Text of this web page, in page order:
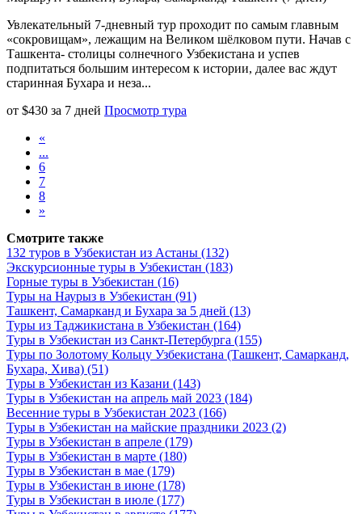
Увлекательный 7-дневный тур проходит по самым главным
«сокровищам», лежащим на Великом шёлковом пути. Начав с
Ташкента- столицы солнечного Узбекистана и успев
подпитаться большим интересом к истории, далее вас ждут
старинная Бухара и неза...
от $430 за 7 дней Просмотр тура
«
...
6
7
8
»
Смотрите также
132 туров в Узбекистан из Астаны (132)
Экскурсионные туры в Узбекистан (183)
Горные туры в Узбекистан (16)
Туры на Наурыз в Узбекистан (91)
Ташкент, Самарканд и Бухара за 5 дней (13)
Туры из Таджикистана в Узбекистан (164)
Туры в Узбекистан из Санкт-Петербурга (155)
Туры по Золотому Кольцу Узбекистана (Ташкент, Самарканд,
Бухара, Хива) (51)
Туры в Узбекистан из Казани (143)
Туры в Узбекистан на апрель май 2023 (184)
Весенние туры в Узбекистан 2023 (166)
Туры в Узбекистан на майские праздники 2023 (2)
Туры в Узбекистан в апреле (179)
Туры в Узбекистан в марте (180)
Туры в Узбекистан в мае (179)
Туры в Узбекистан в июне (178)
Туры в Узбекистан в июле (177)